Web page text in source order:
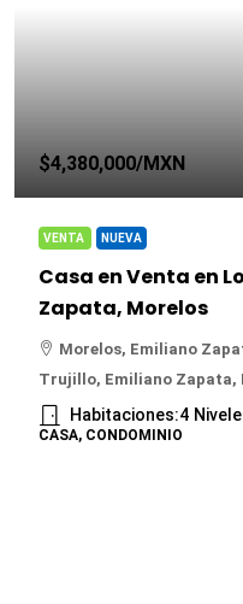
$4,380,000/MXN
VENTA NUEVA
Casa en Venta en
Zapata, Morelos
Morelos, Emiliano
Trujillo, Emiliano Zapata,
Habitaciones:4
CASA, CONDOMINIO